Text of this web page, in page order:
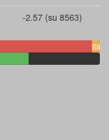
-2.57 (su 8563)